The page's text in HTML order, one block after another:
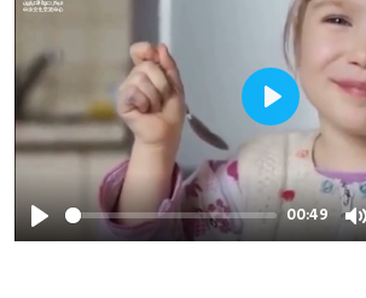
Play
00:49
Play